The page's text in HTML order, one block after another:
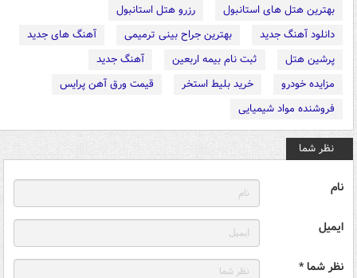
بهترین هتل های استانبول
رزرو هتل استانبول
دانلود آهنگ جدید
بهترین جراح بینی ترمیمی
آهنگ های جدید
پرشین هتل
ثبت نام بیمه اربعین
آهنگ جدید
مزایده خودرو
خرید بلیط استخر
قیمت ورق آهن پرایس
فروشنده مواد شیمیایی
نظر شما
نام
ایمیل
نظر شما *